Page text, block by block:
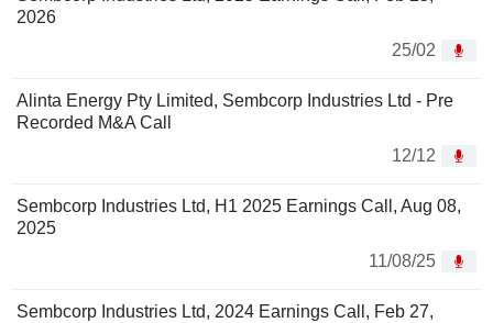
2026
25/02
Alinta Energy Pty Limited, Sembcorp Industries Ltd - Pre
Recorded M&A Call
12/12
Sembcorp Industries Ltd, H1 2025 Earnings Call, Aug 08,
2025
11/08/25
Sembcorp Industries Ltd, 2024 Earnings Call, Feb 27,